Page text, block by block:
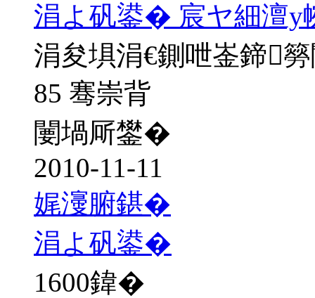
涓よ矾鍙� 宸ヤ細澶у
涓夋埧涓€鍘呭崟鍗
85 骞崇背
闄堝厛鐢�
2010-11-11
娓濅腑鍖�
涓よ矾鍙�
1600鍏�